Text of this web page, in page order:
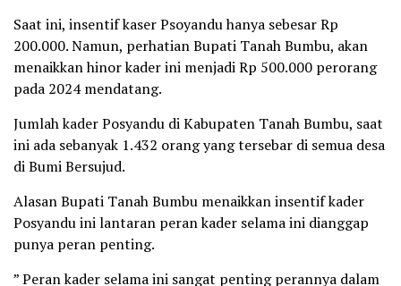
Saat ini, insentif kaser Psoyandu hanya sebesar Rp
200.000. Namun, perhatian Bupati Tanah Bumbu, akan
menaikkan hinor kader ini menjadi Rp 500.000 perorang
pada 2024 mendatang.
Jumlah kader Posyandu di Kabupaten Tanah Bumbu, saat
ini ada sebanyak 1.432 orang yang tersebar di semua desa
di Bumi Bersujud.
Alasan Bupati Tanah Bumbu menaikkan insentif kader
Posyandu ini lantaran peran kader selama ini dianggap
punya peran penting.
” Peran kader selama ini sangat penting perannya dalam